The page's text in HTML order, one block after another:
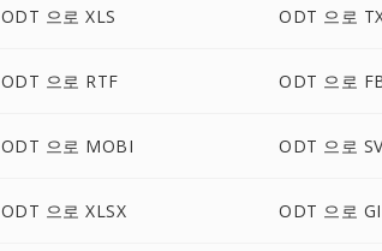
ODT 으로 XLS ODT 으로
ODT 으로 RTF ODT 으로
ODT 으로 MOBI ODT 으로
ODT 으로 XLSX ODT 으로